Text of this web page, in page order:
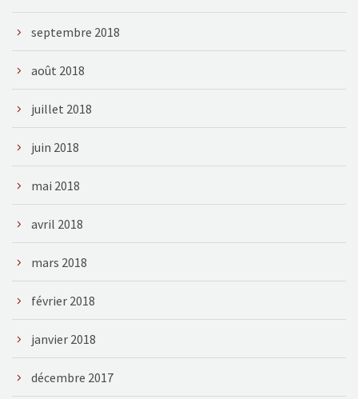
septembre 2018
août 2018
juillet 2018
juin 2018
mai 2018
avril 2018
mars 2018
février 2018
janvier 2018
décembre 2017